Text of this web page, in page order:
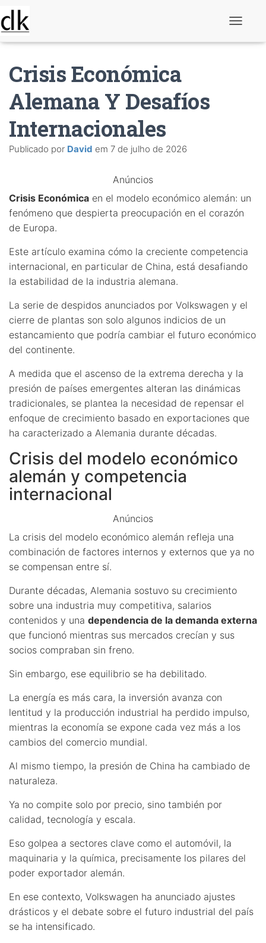
Crisis Económica
Alemana Y Desafíos
Internacionales
Publicado por David em 7 de julho de 2026
Anúncios
Crisis Económica en el modelo económico alemán: un
fenómeno que despierta preocupación en el corazón
de Europa.
Este artículo examina cómo la creciente competencia
internacional, en particular de China, está desafiando
la estabilidad de la industria alemana.
La serie de despidos anunciados por Volkswagen y el
cierre de plantas son solo algunos indicios de un
estancamiento que podría cambiar el futuro económico
del continente.
A medida que el ascenso de la extrema derecha y la
presión de países emergentes alteran las dinámicas
tradicionales, se plantea la necesidad de repensar el
enfoque de crecimiento basado en exportaciones que
ha caracterizado a Alemania durante décadas.
Crisis del modelo económico
alemán y competencia
internacional
Anúncios
La crisis del modelo económico alemán refleja una
combinación de factores internos y externos que ya no
se compensan entre sí.
Durante décadas, Alemania sostuvo su crecimiento
sobre una industria muy competitiva, salarios
contenidos y una dependencia de la demanda externa
que funcionó mientras sus mercados crecían y sus
socios compraban sin freno.
Sin embargo, ese equilibrio se ha debilitado.
La energía es más cara, la inversión avanza con
lentitud y la producción industrial ha perdido impulso,
mientras la economía se expone cada vez más a los
cambios del comercio mundial.
Al mismo tiempo, la presión de China ha cambiado de
naturaleza.
Ya no compite solo por precio, sino también por
calidad, tecnología y escala.
Eso golpea a sectores clave como el automóvil, la
maquinaria y la química, precisamente los pilares del
poder exportador alemán.
En ese contexto, Volkswagen ha anunciado ajustes
drásticos y el debate sobre el futuro industrial del país
se ha intensificado.